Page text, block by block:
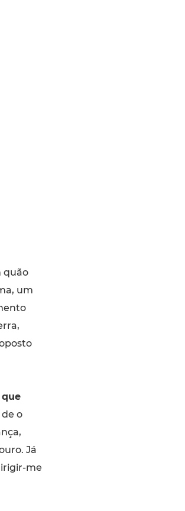
quão
um
o
Já
me